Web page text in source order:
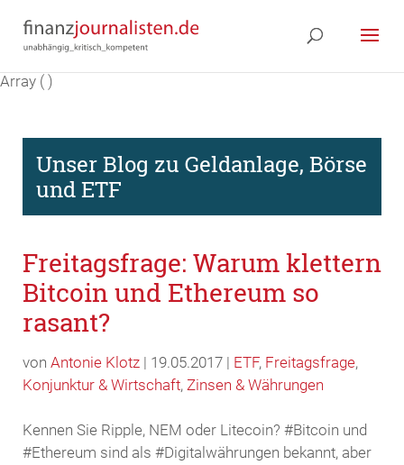
Array ( )
Unser Blog zu Geldanlage, Börse
und ETF
Freitagsfrage: Warum klettern
Bitcoin und Ethereum so
rasant?
von Antonie Klotz| 19.05.2017 | ETF, Freitagsfrage,
Konjunktur & Wirtschaft, Zinsen & Währungen
Kennen Sie Ripple, NEM oder Litecoin? #Bitcoin und
#Ethereum sind als #Digitalwährungen bekannt, aber